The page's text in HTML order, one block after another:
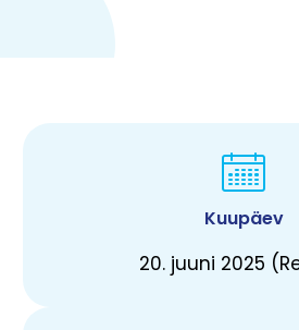
Kuupäev
20. juuni 2025